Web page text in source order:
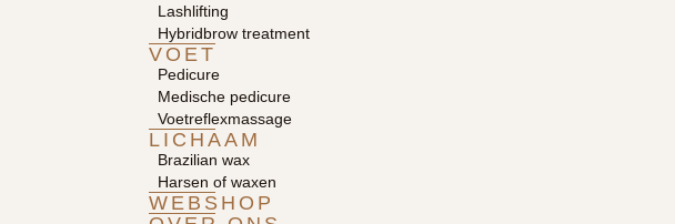
Lashlifting
Hybridbrow treatment
VOET
Pedicure
Medische pedicure
Voetreflexmassage
LICHAAM
Brazilian wax
Harsen of waxen
WEBSHOP